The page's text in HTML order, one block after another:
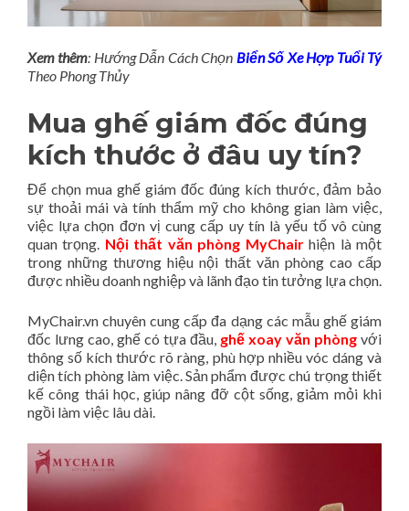
Xem thêm: Hướng Dẫn Cách Chọn Biển Số Xe Hợp Tuổi Tý
Theo Phong Thủy
Mua ghế giám đốc đúng
kích thước ở đâu uy tín?
Để chọn mua ghế giám đốc đúng kích thước, đảm bảo
sự thoải mái và tính thẩm mỹ cho không gian làm việc,
việc lựa chọn đơn vị cung cấp uy tín là yếu tố vô cùng
quan trọng. Nội thất văn phòng MyChairhiện là một
trong những thương hiệu nội thất văn phòng cao cấp
được nhiều doanh nghiệp và lãnh đạo tin tưởng lựa chọn.
MyChair.vn chuyên cung cấp đa dạng các mẫu ghế giám
đốc lưng cao, ghế có tựa đầu, ghế xoay văn phòng với
thông số kích thước rõ ràng, phù hợp nhiều vóc dáng và
diện tích phòng làm việc. Sản phẩm được chú trọng thiết
kế công thái học, giúp nâng đỡ cột sống, giảm mỏi khi
ngồi làm việc lâu dài.